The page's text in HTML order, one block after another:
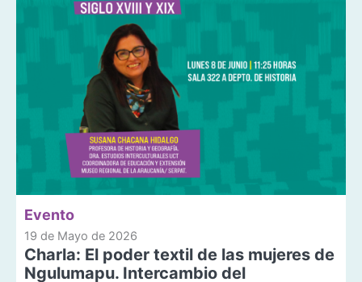
Evento
19 de Mayo de 2026
Charla: El poder textil de las mujeres de
Ngulumapu. Intercambio del